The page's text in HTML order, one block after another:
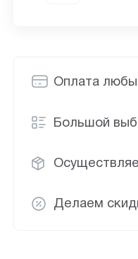
Оплата
Большой
Делаем